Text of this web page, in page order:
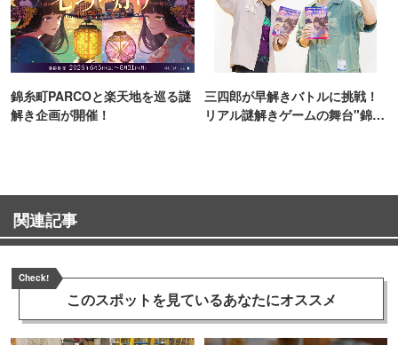
錦糸町PARCOと楽天地を巡る謎
解き企画が開催！
三四郎が早解きバトルに挑戦！
リアル謎解きゲームの舞台"錦糸
関連記事
Check!
このスポットを見ているあなたにオススメ